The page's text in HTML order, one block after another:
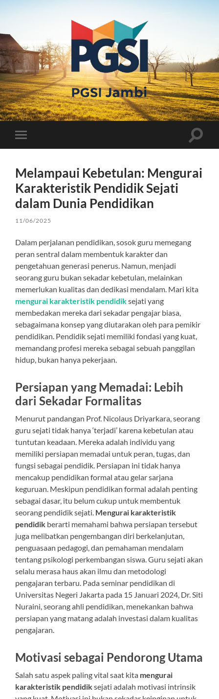
PGSI
JAMBI
Toggle
mobile
Toggle
Melampaui Kebetulan: Mengurai
Karakteristik Pendidik Sejati
dalam Dunia Pendidikan
11/06/2025
Dalam perjalanan pendidikan, sosok guru memegang
peran sentral dalam membentuk karakter dan
pengetahuan generasi penerus. Namun, menjadi
seorang guru bukan sekadar kebetulan, melainkan
memerlukan kualitas dan dedikasi mendalam. Mari kita
mengurai karakteristik pendidiksejati yang
membedakan mereka dari sekadar pengajar biasa,
sebagaimana konsep yang diutarakan oleh para pemikir
pendidikan. Pendidik sejati memiliki fondasi yang kuat,
memandang profesi mereka sebagai sebuah panggilan
hidup, bukan hanya pekerjaan.
Persiapan yang Memadai: Lebih
dari Sekadar Formalitas
Menurut pandangan Prof. Nicolaus Driyarkara, seorang
guru sejati tidak hanya ‘terjadi’ karena kebetulan atau
tuntutan keadaan. Mereka adalah individu yang
memiliki persiapan memadai untuk peran, tugas, dan
fungsi sebagai pendidik. Persiapan ini tidak hanya
mencakup pendidikan formal atau gelar sarjana
keguruan. Meskipun pendidikan formal adalah penting
sebagai dasar, itu belum cukup untuk membentuk
seorang pendidik sejati. Mengurai karakteristik
pendidik berarti memahami bahwa persiapan tersebut
juga melibatkan pengembangan diri berkelanjutan,
penguasaan pedagogi, dan pemahaman mendalam
tentang psikologi perkembangan siswa. Guru sejati akan
selalu merasa haus akan ilmu dan metodologi
pengajaran terbaru. Pada seminar pendidikan di
Universitas Negeri Jakarta pada 15 Januari 2024, Dr. Siti
Nuraini, seorang ahli pendidikan, menekankan bahwa
persiapan yang matang adalah investasi dalam kualitas
pengajaran.
Motivasi sebagai Pendorong Utama
Salah satu aspek paling vital saat kita mengurai
karakteristik pendidiksejati adalah motivasi intrinsik